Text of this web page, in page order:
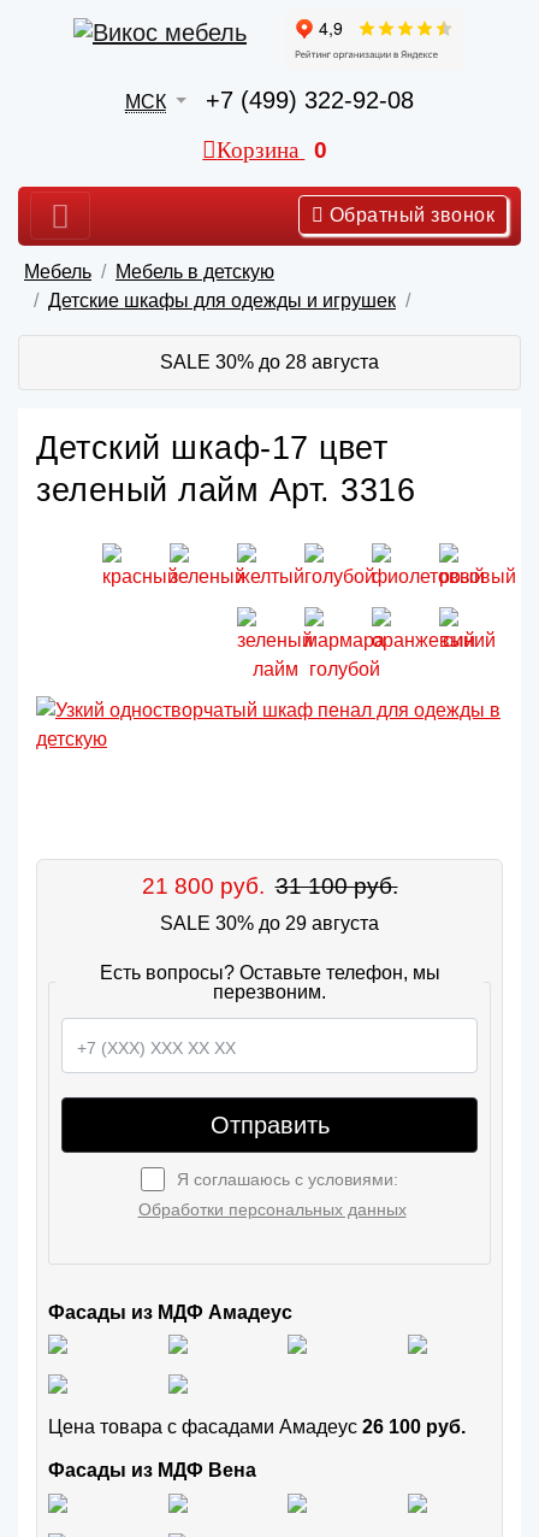
МСК +7 (499) 322-92-08
Корзина 0
Обратный звонок
Мебель
Мебель в детскую
Детские шкафы для одежды и игрушек
SALE 30% до 28 августа
Детский шкаф-17 цвет
зеленый лайм Арт. 3316
21 800 руб. 31 100 руб.
SALE 30% до 29 августа
Есть вопросы? Оставьте телефон, мы
перезвоним.
Отправить
Я соглашаюсь с условиями:
Обработки персональных данных
Фасады из МДФ Амадеус
Цена товара с фасадами Амадеус 26 100 руб.
Фасады из МДФ Вена